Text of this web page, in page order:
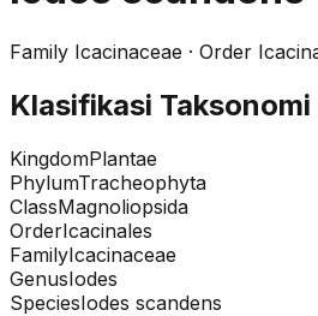
Family Icacinaceae · Order
Klasifikasi Taksonomi
KingdomPlantae
PhylumTracheophyta
ClassMagnoliopsida
OrderIcacinales
FamilyIcacinaceae
GenusIodes
SpeciesIodes scandens